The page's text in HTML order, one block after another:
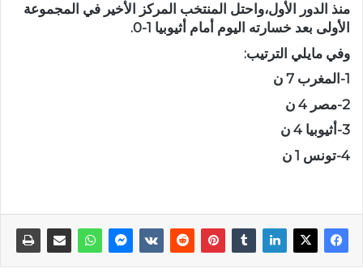
منذ الدور الأول،واحتل المنتخب المركز الأخير في المجموعة
الأولى بعد خسارته اليوم أمام أثيوبيا 1-0.
وفي مايلي الترتيب:
1-المغرب 7 ن
2-مصر 4 ن
3-أثيوبيا 4 ن
4-تونس 1 ن